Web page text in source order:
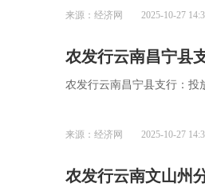
来源：经济网 2025-10-27
农发行云南昌宁县
农发行云南昌宁县支行：投
来源：经济网 2025-10-27
农发行云南文山州